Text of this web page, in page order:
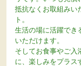
抵抗なくお取組みい
ト。
生活の場に活躍でき
いただけます。
そしてお食事やご入
に、楽しみをプラス